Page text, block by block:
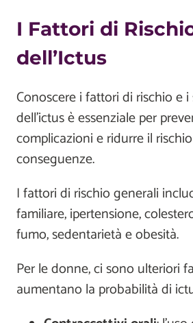
I Fattori di
dell’Ictus
Conoscere i fattori di rischio e
dell’ictus è essenziale per
complicazioni e ridurre il
conseguenze.
I fattori di rischio generali
familiare, ipertensione,
fumo, sedentarietà e obesità.
Per le donne, ci sono ulteriori
aumentano la probabilità di